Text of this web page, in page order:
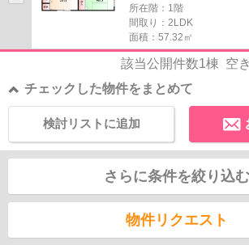
所在階：1階
間取り：2LDK
面積：57.32㎡
該当公開件数1棟 空
チェックした物件をまとめて
検討リストに追加
さらに条件を絞り込む
物件リクエスト